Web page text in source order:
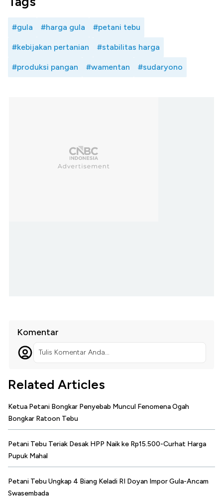
#gula #harga gula #petani tebu
#kebijakan pertanian #stabilitas harga
#produksi pangan #wamentan #sudaryono
Komentar
Tulis Komentar Anda...
Related Articles
Ketua Petani Bongkar Penyebab Muncul Fenomena Ogah
Bongkar Ratoon Tebu
Petani Tebu Teriak Desak HPP Naik ke Rp15.500-Curhat Harga
Pupuk Mahal
Petani Tebu Ungkap 4 Biang Keladi RI Doyan Impor Gula-Ancam
Swasembada